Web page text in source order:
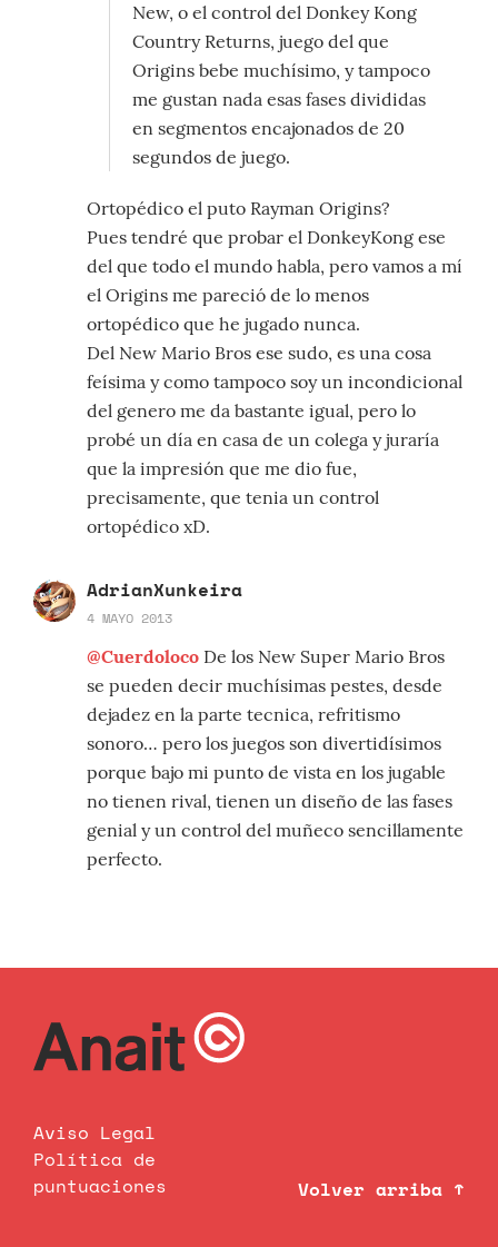
New, o el control del Donkey Kong
Country Returns, juego del que
Origins bebe muchísimo, y tampoco
me gustan nada esas fases divididas
en segmentos encajonados de 20
segundos de juego.
Ortopédico el puto Rayman Origins?
Pues tendré que probar el DonkeyKong ese
del que todo el mundo habla, pero vamos a mí
el Origins me pareció de lo menos
ortopédico que he jugado nunca.
Del New Mario Bros ese sudo, es una cosa
feísima y como tampoco soy un incondicional
del genero me da bastante igual, pero lo
probé un día en casa de un colega y juraría
que la impresión que me dio fue,
precisamente, que tenia un control
ortopédico xD.
AdrianXunkeira
4 MAYO 2013
@Cuerdoloco De los New Super Mario Bros
se pueden decir muchísimas pestes, desde
dejadez en la parte tecnica, refritismo
sonoro… pero los juegos son divertidísimos
porque bajo mi punto de vista en los jugable
no tienen rival, tienen un diseño de las fases
genial y un control del muñeco sencillamente
perfecto.
Aviso Legal
Política de
puntuaciones
Volver arriba ↑